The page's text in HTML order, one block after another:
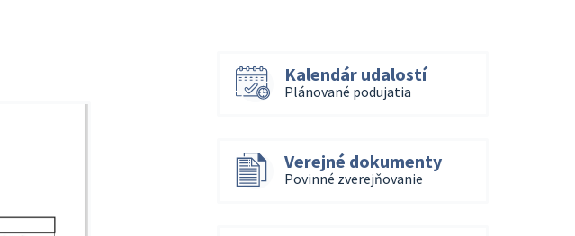
Kalendár udalostí
Plánované podujatia
Verejné dokumenty
Povinné zverejňovanie